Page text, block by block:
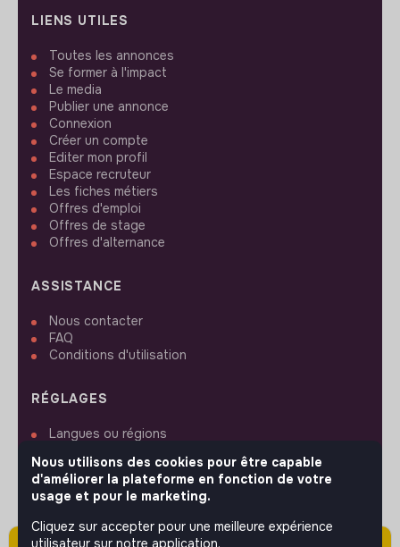
LIENS UTILES
Toutes les annonces
Se former à l'impact
Le media
Publier une annonce
Connexion
Créer un compte
Editer mon profil
Espace recruteur
Les fiches métiers
Offres d'emploi
Offres de stage
Offres d'alternance
ASSISTANCE
Nous contacter
FAQ
Conditions d'utilisation
RÉGLAGES
Langues ou régions
Paramètres des cookies
Nous utilisons des cookies pour être capable
d'améliorer la plateforme en fonction de votre
usage et pour le marketing.
Cliquez sur accepter pour une meilleure expérience
utilisateur sur notre application.